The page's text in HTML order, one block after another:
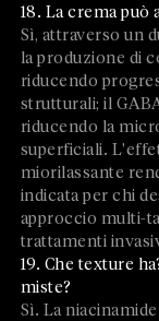
18. La crema può
Sì, attraverso un
la produzione di
riducendo
strutturali; il
riducendo la
superficiali.
miorilassante
indicata per chi
approccio multi-
trattamenti
19. Che texture
miste?
Sì. La